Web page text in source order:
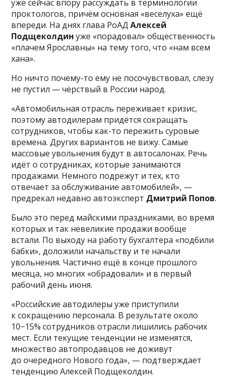
уже сейчас впору рассуждать в терминологии
проктологов, причём основная «веселуха» ещё
впереди. На днях глава РоАДАлексей
Подщеколдин уже «порадовал» общественность
«плачем Ярославны» на тему того, что «нам всем
хана».
Но ничто почему-то ему не посочувствовал, слезу
не пустил — чёрствый в России народ.
«Автомобильная отрасль переживает кризис,
поэтому автодилерам придётся сокращать
сотрудников, чтобы как-то пережить суровые
времена. Других вариантов не вижу. Самые
массовые увольнения будут в автосалонах. Речь
идёт о сотрудниках, которые занимаются
продажами. Немного подрежут и тех, кто
отвечает за обслуживание автомобилей», —
предрекал недавно автоэксперт Дмитрий Попов.
Было это перед майскими праздниками, во время
которых и так невеликие продажи вообще
встали. По выходу на работу бухгалтера «подбили
бабки», доложили начальству и те начали
увольнения. Частично ещё в конце прошлого
месяца, но многих «обрадовали» и в первый
рабочий день июня.
«Российские автодилеры уже приступили
к сокращению персонала. В результате около
10−15% сотрудников отрасли лишились рабочих
мест. Если текущие тенденции не изменятся,
множество автопродавцов не доживут
до очередного Нового года», — подтверждает
тенденцию Алексей Подщеколдин.